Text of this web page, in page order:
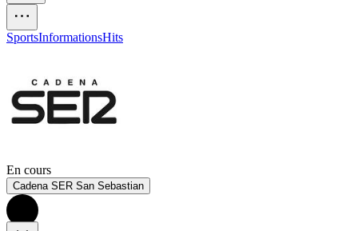
SportsInformationsHits
En cours
Cadena SER San Sebastian